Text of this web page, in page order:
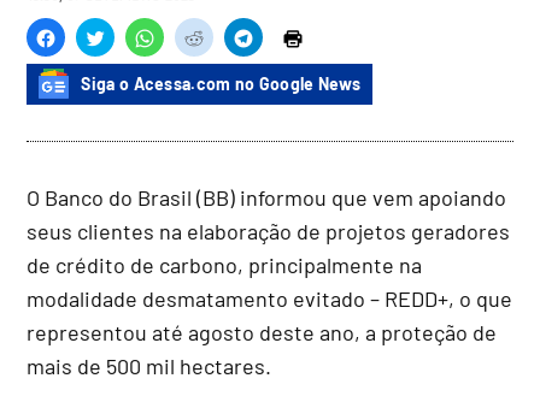
Siga o Acessa.com no Google News
O Banco do Brasil (BB) informou que vem apoiando
seus clientes na elaboração de projetos geradores
de crédito de carbono, principalmente na
modalidade desmatamento evitado – REDD+, o que
representou até agosto deste ano, a proteção de
mais de 500 mil hectares.